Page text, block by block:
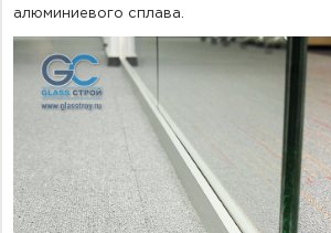
алюминиевого сплава.